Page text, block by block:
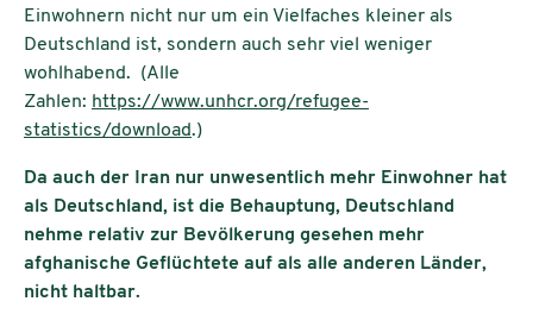
Einwohnern nicht nur um ein Vielfaches kleiner als
Deutschland ist, sondern auch sehr viel weniger
wohlhabend. (Alle
Zahlen: https://www.unhcr.org/refugee-
statistics/download.)
Da auch der Iran nur unwesentlich mehr Einwohner hat
als Deutschland, ist die Behauptung, Deutschland
nehme relativ zur Bevölkerung gesehen mehr
afghanische Geflüchtete auf als alle anderen Länder,
nicht haltbar.